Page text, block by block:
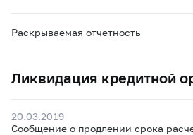
Раскрываемая отчетность
Ликвидация кредитной
20.03.2019
Сообщение о продлении срока